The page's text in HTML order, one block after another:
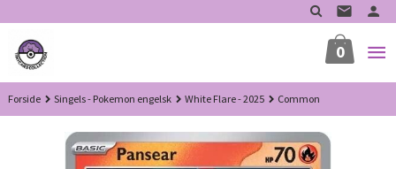
til
innholdet
0
Forside Singels - Pokemon engelsk White Flare - 2025 Common